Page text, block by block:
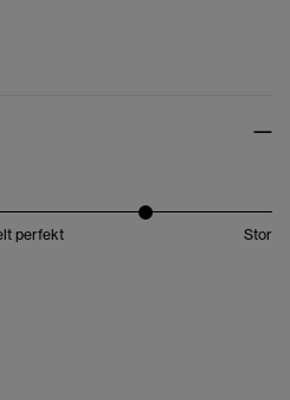
perfekt Stor